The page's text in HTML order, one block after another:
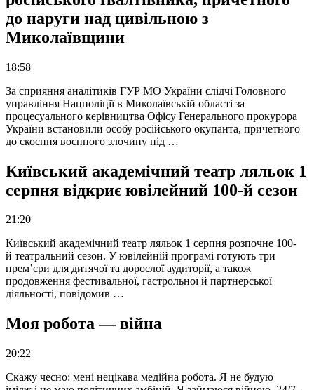
до наруги над цивільною з
Миколаївщини
18:58
За сприяння аналітиків ГУР МО України слідчі Головного
управління Нацполіції в Миколаївській області за
процесуального керівництва Офісу Генерального прокурора
України встановили особу російського окупанта, причетного
до скоєння воєнного злочину під …
Київський академічний театр ляльок 1
серпня відкриє ювілейний 100-й сезон
21:20
Київський академічний театр ляльок 1 серпня розпочне 100-
й театральний сезон. У ювілейній програмі готують три
прем’єри для дитячої та дорослої аудиторії, а також
продовження фестивальної, гастрольної й партнерської
діяльності, повідомив …
Моя робота — війна
20:22
Скажу чесно: мені нецікава медійна робота. Я не будую